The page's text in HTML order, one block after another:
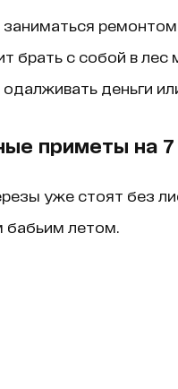
заниматься
брать с собой в лес
одалживать деньги
приметы на 7
уже стоят без
бабьим летом.